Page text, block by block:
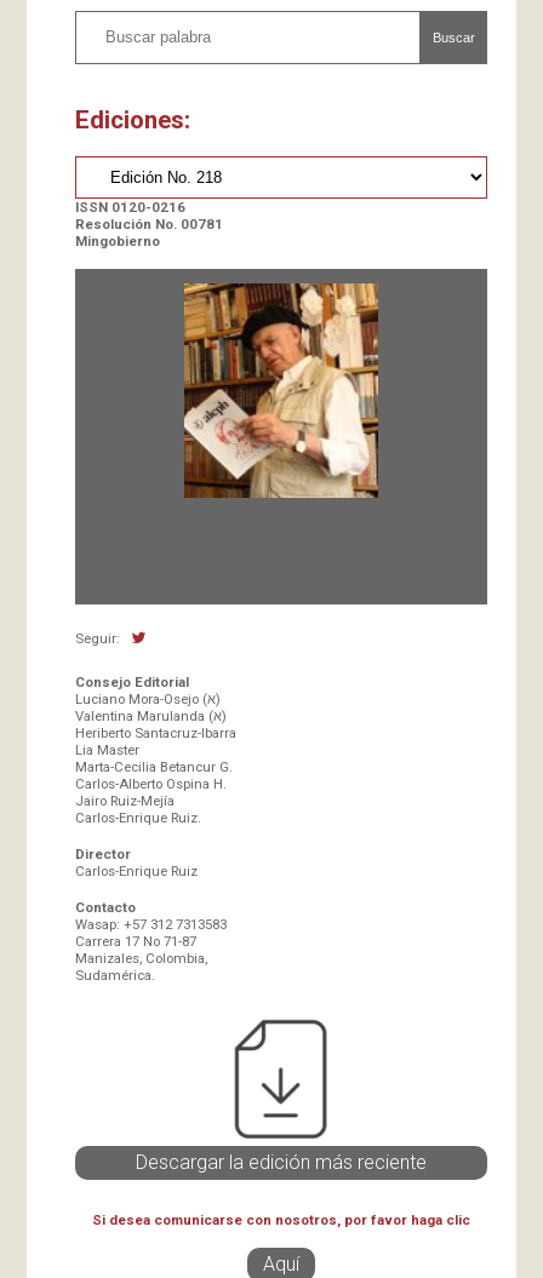
Buscar
Ediciones:
ISSN 0120-0216
Resolución No. 00781
Mingobierno
Seguir:
Consejo Editorial
Luciano Mora-Osejo (א)
Valentina Marulanda (א)
Heriberto Santacruz-Ibarra
Lia Master
Marta-Cecilia Betancur G.
Carlos-Alberto Ospina H.
Jairo Ruiz-Mejía
Carlos-Enrique Ruiz.
Director
Carlos-Enrique Ruiz
Contacto
Wasap: +57 312 7313583
Carrera 17 No 71-87
Manizales, Colombia,
Sudamérica.
Descargar la edición más reciente
Si desea comunicarse con nosotros, por favor haga clic
Aquí